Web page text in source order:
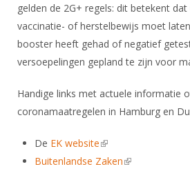
Bondsbureau
Contact
Medewerkers
Formulieren
Alle Verenigingen
Wedstrijdkalender
KNAS Keurmerk
NK's
JPT
JEC
Veteranenwedstrijden
Internationale aanmeldingen
Voor scheidsrechters
Scheidsrechterslijst
Opleidingen
gelden de 2G+ regels: dit betekent
vaccinatie- of herstelbewijs moet
booster heeft gehad of negatief
versoepelingen gepland te zijn voor
Handige links met actuele informatie
coronamaatregelen in Hamburg en
De EK website(link is external)
Buitenlandse Zaken(link is external)